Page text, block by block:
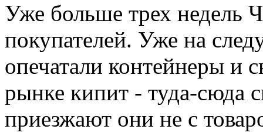
Уже больше трех недель
покупателей. Уже на
опечатали контейнеры и
рынке кипит - туда-сюда
приезжают они не с